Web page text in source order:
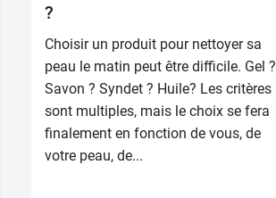
?
Choisir un produit pour nettoyer sa
peau le matin peut être difficile. Gel ?
Savon ? Syndet ? Huile? Les critères
sont multiples, mais le choix se fera
finalement en fonction de vous, de
votre peau, de...